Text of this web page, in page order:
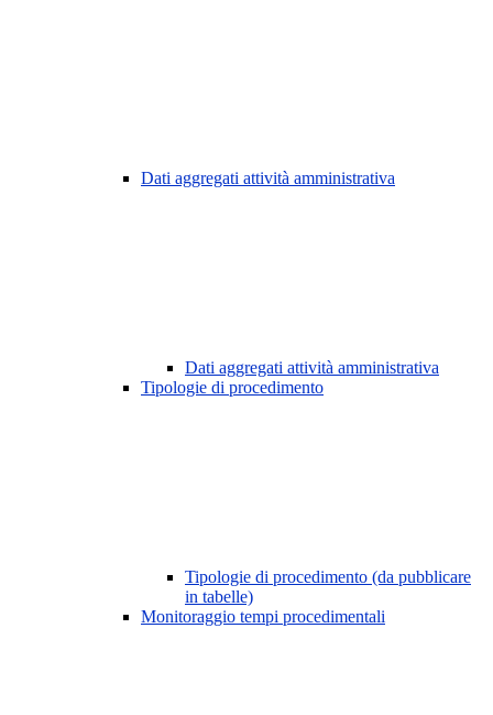
Dati aggregati attività amministrativa
Dati aggregati attività amministrativa
Tipologie di procedimento
Tipologie di procedimento (da pubblicare
in tabelle)
Monitoraggio tempi procedimentali